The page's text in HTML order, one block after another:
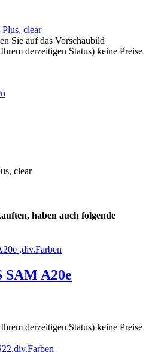
Sie auf das Vorschaubild
derzeitigen Status) keine Preise
clear
haben auch folgende
SAM A20e
derzeitigen Status) keine Preise